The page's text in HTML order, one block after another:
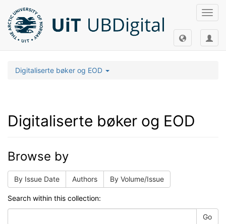
Digitaliserte bøker og EOD
Digitaliserte bøker og EOD
Browse by
By Issue Date Authors By Volume/Issue
Search within this collection:
Go